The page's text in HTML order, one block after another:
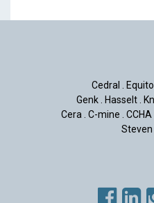
Cedral
Genk
Hasselt
Cera
C-mine CCHA